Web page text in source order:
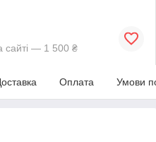
сайті — 1 500 ₴
Оплата Умови